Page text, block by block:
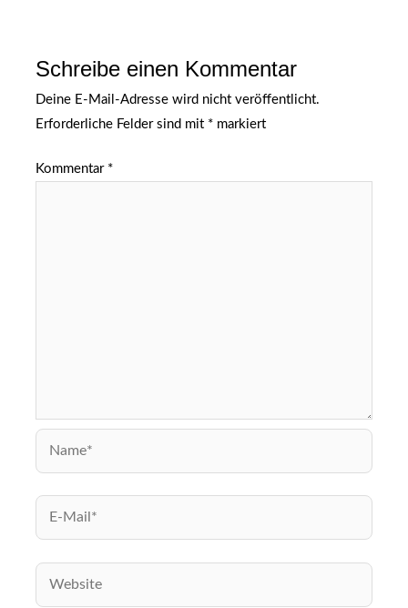
Schreibe einen Kommentar
Deine E-Mail-Adresse wird nicht veröffentlicht.
Erforderliche Felder sind mit * markiert
Kommentar *